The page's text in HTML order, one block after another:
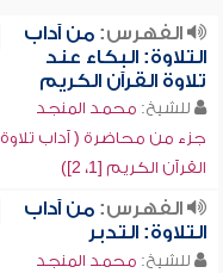
الفهرس:من آداب
التلاوة: البكاء عند
تلاوة القرآن الكريم
للشيخ: محمد المنجد
جزء من محاضرة ( آداب تلاوة
القرآن الكريم [1، 2])
الفهرس:من آداب
التلاوة: التدبر
للشيخ: محمد المنجد